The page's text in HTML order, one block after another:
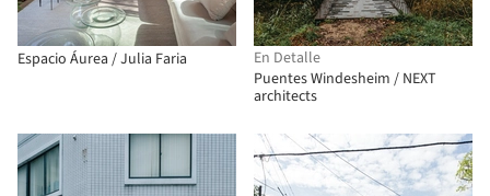
Espacio Áurea / Julia Faria
En Detalle
Puentes Windesheim / NEXT
architects